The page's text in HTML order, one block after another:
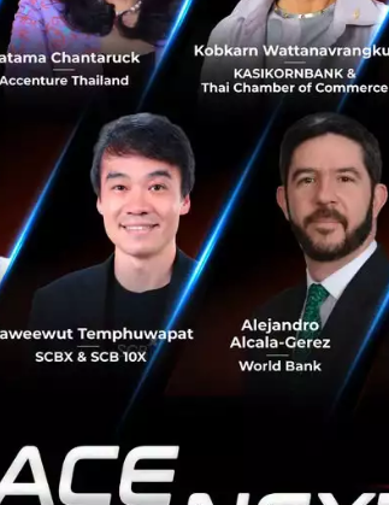
ภคจากภาคเอกชนเติบโตดี แต่ภาคการผลิตติ